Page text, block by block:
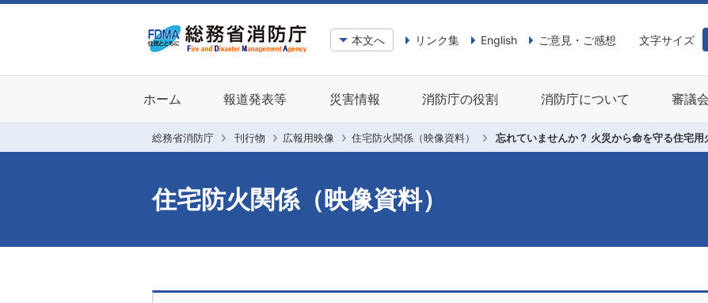
本文へ リンク集 English ご意見・ご感想 文字サイズ
ホーム 報道発表等 災害情報 消防庁の役割 消防庁について 審議
総務省消防庁 刊行物 広報用映像 住宅防火関係（映像資料） 忘れていませんか？ 火災から命を守る住宅
住宅防火関係（映像資料）